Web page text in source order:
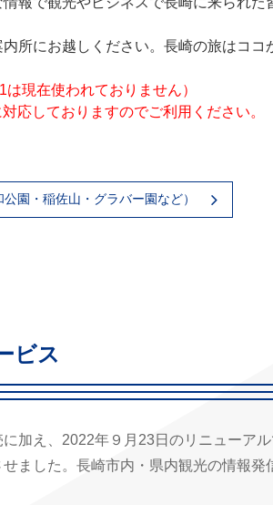
所にお越しください。長崎の旅はココ
現在使われておりません）
応しておりますのでご利用ください。
園・稲佐山・グラバー園など）
ビス
加え、2022年９月23日のリニューア
ました。長崎市内・県内観光の情報